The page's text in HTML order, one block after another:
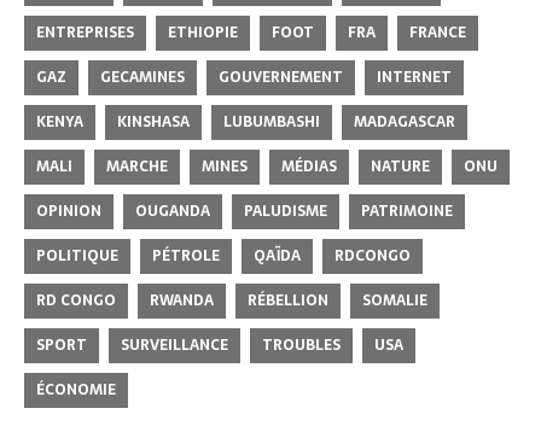
ENTREPRISES
ETHIOPIE FOOT FRA
FRANCE
GAZ
GECAMINES GOUVERNEMENT
INTERNET
KENYA
KINSHASA LUBUMBASHI
MADAGASCAR
MALI
MARCHE MINES MÉDIAS NATURE
ONU
OPINION
OUGANDA PALUDISME
PATRIMOINE
POLITIQUE
PÉTROLE QAÏDA
RDCONGO
RD CONGO
RWANDA RÉBELLION
SOMALIE
SPORT
SURVEILLANCE TROUBLES
USA
ÉCONOMIE